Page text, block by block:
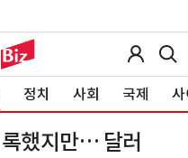
정치 사회 국제 사
했지만… 달러